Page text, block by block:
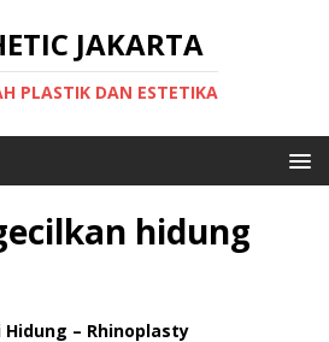
JAKARTA
PLASTIK DAN ESTETIKA
hidung
Hidung – Rhinoplasty